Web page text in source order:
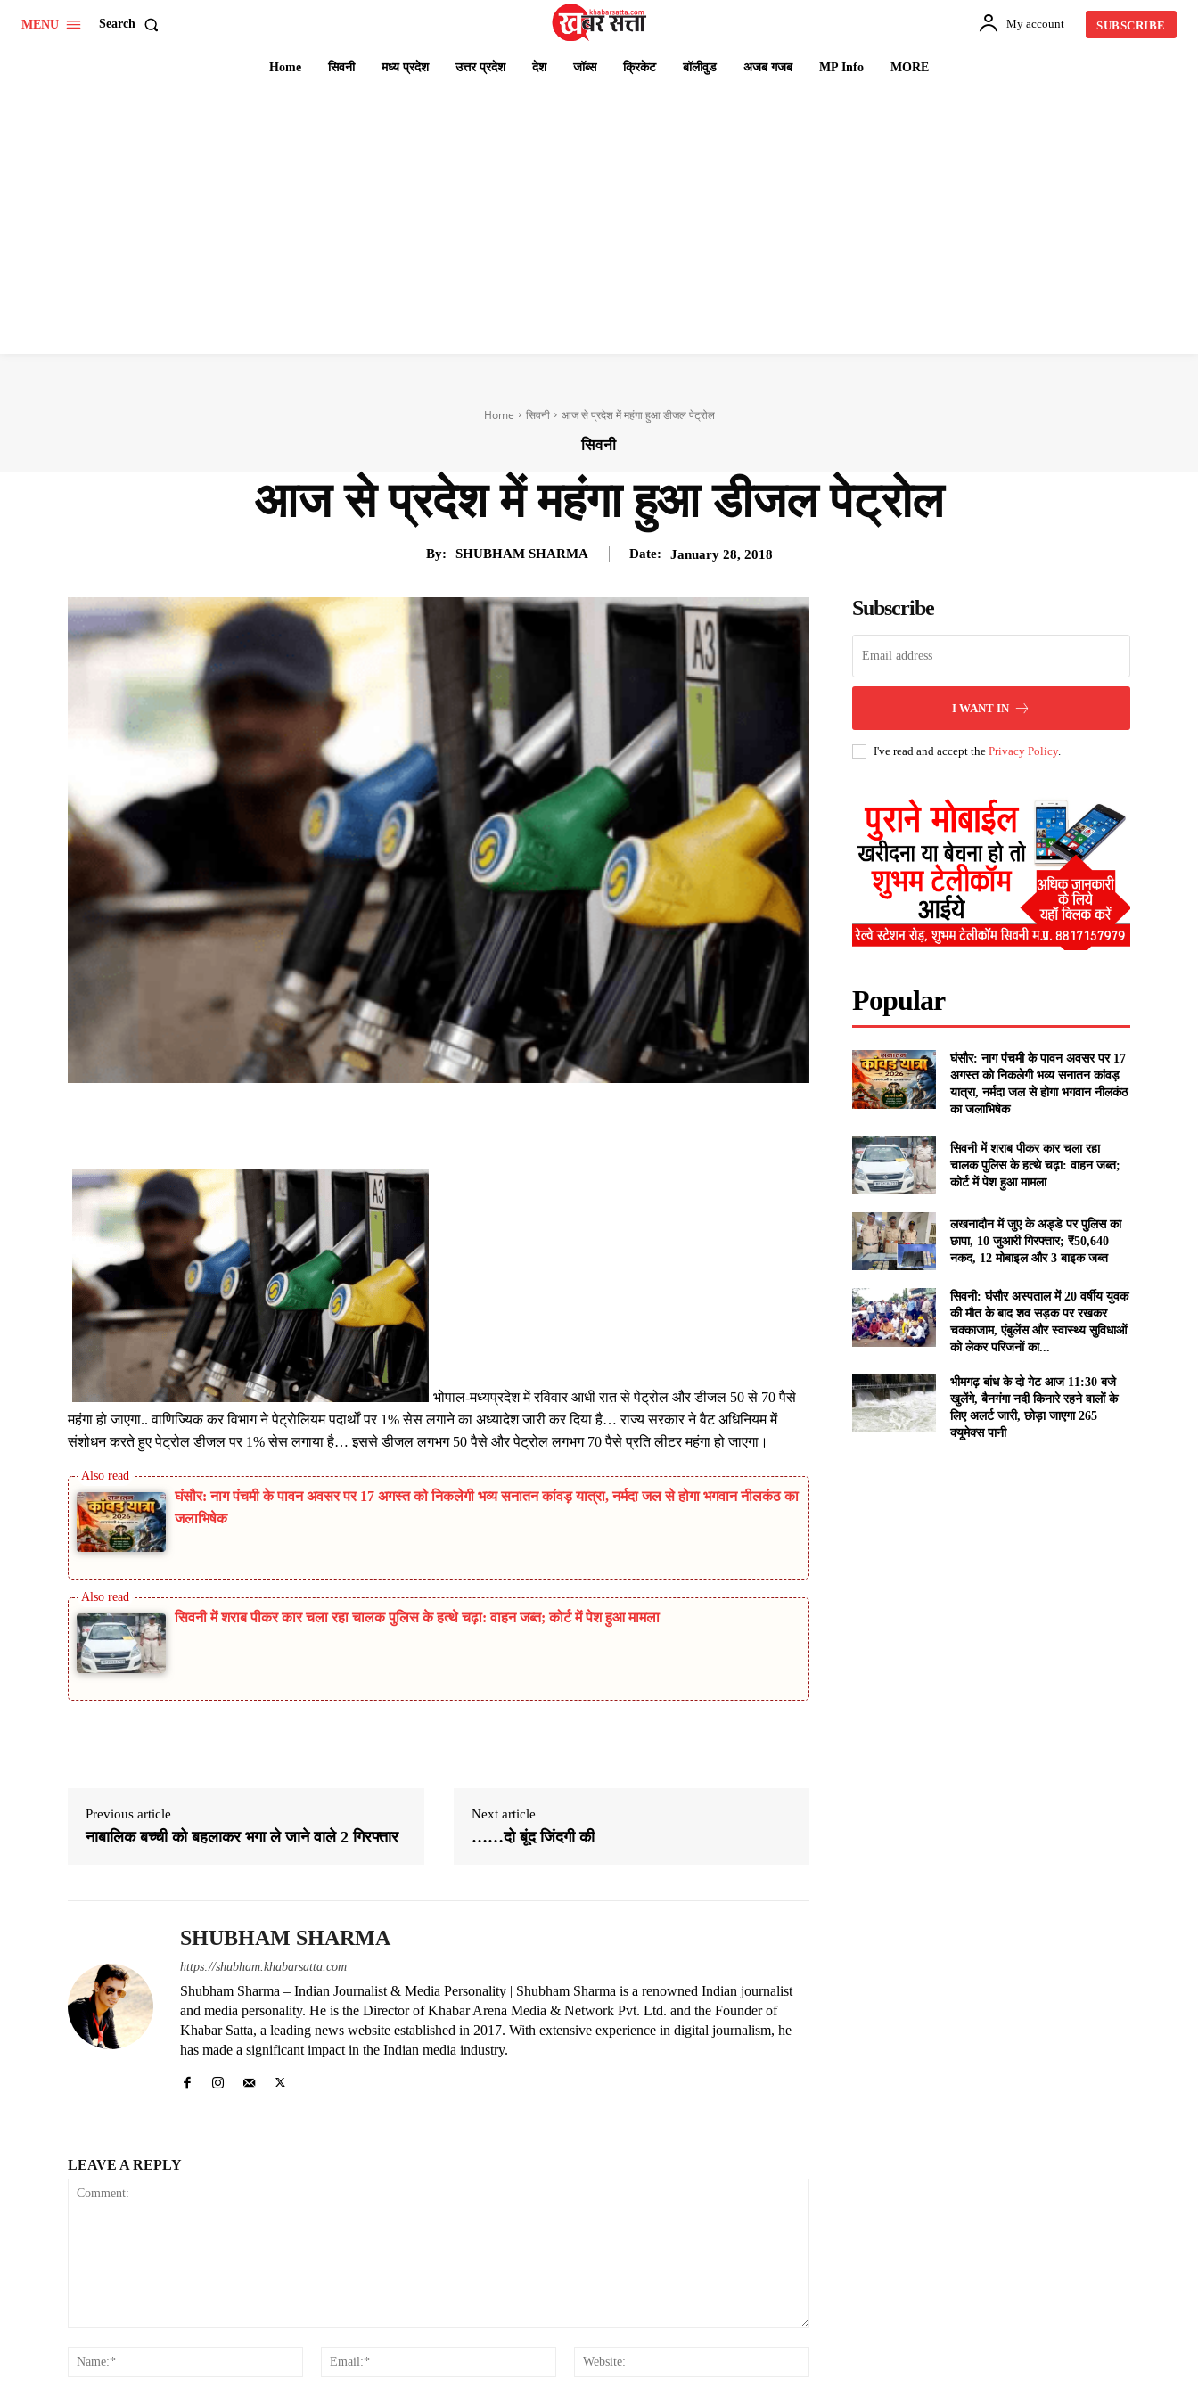
MENU Search My account SUBSCRIBE
Home सिवनी मध्य प्रदेश उत्तर प्रदेश देश जॉब्स क्रिकेट बॉलीवुड अजब गजब MP Info MORE
Home सिवनी आज से प्रदेश में महंगा हुआ डीजल पेट्रोल
सिवनी
आज से प्रदेश में महंगा हुआ डीजल पेट्रोल
By: SHUBHAM SHARMA Date: January 28, 2018
भोपाल-मध्यप्रदेश में रविवार आधी रात से पेट्रोल और डीजल 50 से 70 पैसे
महंगा हो जाएगा.. वाणिज्यिक कर विभाग ने पेट्रोलियम पदार्थों पर 1% सेस लगाने का अध्यादेश जारी कर दिया है… राज्य सरकार ने वैट अधिनियम में
संशोधन करते हुए पेट्रोल डीजल पर 1% सेस लगाया है… इससे डीजल लगभग 50 पैसे और पेट्रोल लगभग 70 पैसे प्रति लीटर महंगा हो जाएगा।
घंसौर: नाग पंचमी के पावन अवसर पर 17 अगस्त को निकलेगी भव्य सनातन कांवड़ यात्रा, नर्मदा जल से होगा भगवान नीलकंठ का
जलाभिषेक
सिवनी में शराब पीकर कार चला रहा चालक पुलिस के हत्थे चढ़ा: वाहन जब्त; कोर्ट में पेश हुआ मामला
Previous article
नाबालिक बच्ची को बहलाकर भगा ले जाने वाले 2 गिरफ्तार
Next article
……दो बूंद जिंदगी की
SHUBHAM SHARMA
https://shubham.khabarsatta.com
Shubham Sharma – Indian Journalist & Media Personality | Shubham Sharma is a renowned Indian journalist
and media personality. He is the Director of Khabar Arena Media & Network Pvt. Ltd. and the Founder of
Khabar Satta, a leading news website established in 2017. With extensive experience in digital journalism, he
has made a significant impact in the Indian media industry.
LEAVE A REPLY
Name:*
Email:*
Subscribe
I WANT IN
I've read and accept thePrivacy Policy.
Popular
घंसौर: नाग पंचमी के पावन अवसर पर 17
अगस्त को निकलेगी भव्य सनातन कांवड़
यात्रा, नर्मदा जल से होगा भगवान नीलकंठ
का जलाभिषेक
सिवनी में शराब पीकर कार चला रहा
चालक पुलिस के हत्थे चढ़ा: वाहन जब्त;
कोर्ट में पेश हुआ मामला
लखनादौन में जुए के अड्डे पर पुलिस का
छापा, 10 जुआरी गिरफ्तार; ₹50,640
नकद, 12 मोबाइल और 3 बाइक जब्त
सिवनी: घंसौर अस्पताल में 20 वर्षीय युवक
की मौत के बाद शव सड़क पर रखकर
चक्काजाम, एंबुलेंस और स्वास्थ्य सुविधाओं
को लेकर परिजनों का...
भीमगढ़ बांध के दो गेट आज 11:30 बजे
खुलेंगे, बैनगंगा नदी किनारे रहने वालों के
लिए अलर्ट जारी, छोड़ा जाएगा 265
क्यूमेक्स पानी